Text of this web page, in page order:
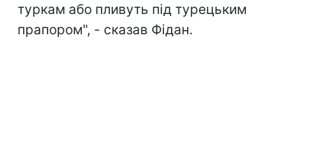
туркам або пливуть під турецьким
прапором", - сказав Фідан.